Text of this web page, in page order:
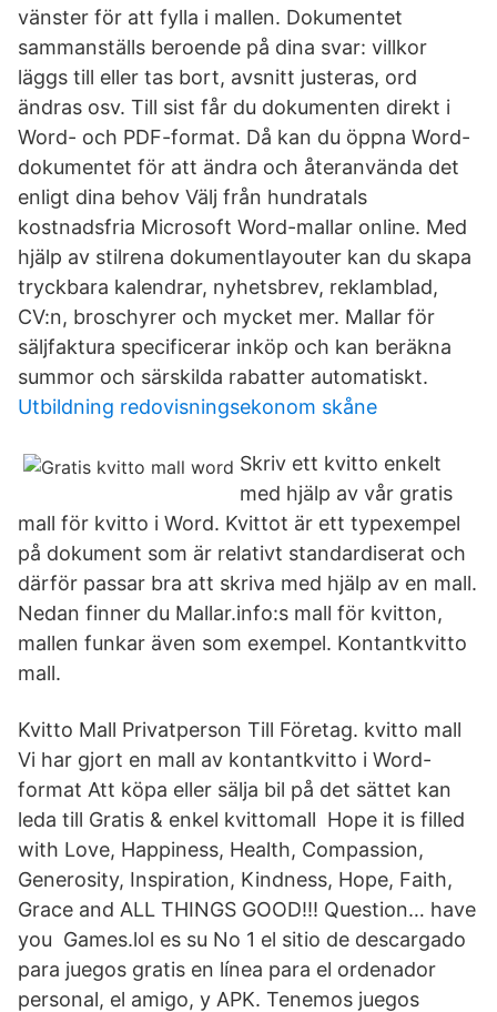
vänster för att fylla i mallen. Dokumentet
sammanställs beroende på dina svar: villkor
läggs till eller tas bort, avsnitt justeras, ord
ändras osv. Till sist får du dokumenten direkt i
Word- och PDF-format. Då kan du öppna Word-
dokumentet för att ändra och återanvända det
enligt dina behov Välj från hundratals
kostnadsfria Microsoft Word-mallar online. Med
hjälp av stilrena dokumentlayouter kan du skapa
tryckbara kalendrar, nyhetsbrev, reklamblad,
CV:n, broschyrer och mycket mer. Mallar för
säljfaktura specificerar inköp och kan beräkna
summor och särskilda rabatter automatiskt.
Utbildning redovisningsekonom skåne
Skriv ett kvitto enkelt
med hjälp av vår gratis
mall för kvitto i Word. Kvittot är ett typexempel
på dokument som är relativt standardiserat och
därför passar bra att skriva med hjälp av en mall.
Nedan finner du Mallar.info:s mall för kvitton,
mallen funkar även som exempel. Kontantkvitto
mall.
Kvitto Mall Privatperson Till Företag. kvitto mall
Vi har gjort en mall av kontantkvitto i Word-
format Att köpa eller sälja bil på det sättet kan
leda till Gratis & enkel kvittomall Hope it is filled
with Love, Happiness, Health, Compassion,
Generosity, Inspiration, Kindness, Hope, Faith,
Grace and ALL THINGS GOOD!!! Question… have
you Games.lol es su No 1 el sitio de descargado
para juegos gratis en línea para el ordenador
personal, el amigo, y APK. Tenemos juegos